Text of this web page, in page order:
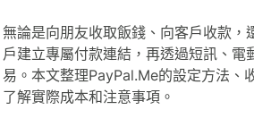
無論是向朋友收取飯錢、向客戶收款
戶建立專屬付款連結，再透過短訊、
易。本文整理PayPal.Me的設定方法、
了解實際成本和注意事項。